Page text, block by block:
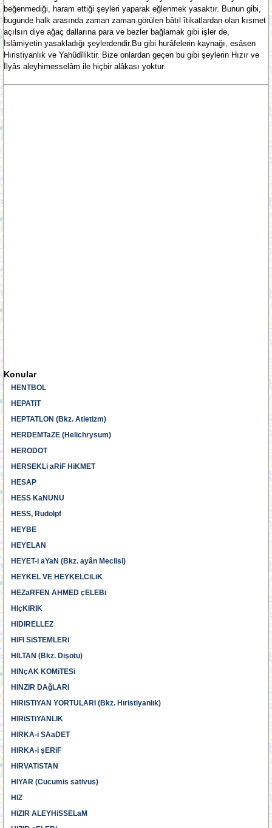
beğenmediği, haram ettiği şeyleri yaparak eğlenmek yasaktır. Bunun gibi,
bugünde halk arasında zaman zaman görülen bâtıl îtikatlardan olan kısmet
açılsın diye ağaç dallarına para ve bezler bağlamak gibi işler de,
İslâmiyetin yasakladığı şeylerdendir.Bu gibi hurâfelerin kaynağı, esâsen
Hıristiyanlık ve Yahûdîliktir. Bize onlardan geçen bu gibi şeylerin Hızır ve
İlyâs aleyhimesselâm ile hiçbir alâkası yoktur.
Konular
HENTBOL
HEPATiT
HEPTATLON (Bkz. Atletizm)
HERDEMTaZE (Helichrysum)
HERODOT
HERSEKLi aRiF HiKMET
HESAP
HESS KaNUNU
HESS, Rudolpf
HEYBE
HEYELAN
HEYET-i aYaN (Bkz. ayân Meclisi)
HEYKEL VE HEYKELCiLiK
HEZaRFEN AHMED çELEBi
HIçKIRIK
HIDIRELLEZ
HIFI SiSTEMLERi
HILTAN (Bkz. Dişotu)
HINçAK KOMiTESi
HINZIR DAğLARI
HIRiSTiYAN YORTULARI (Bkz. Hıristiyanlık)
HIRiSTiYANLIK
HIRKA-i SAaDET
HIRKA-i şERiF
HIRVATiSTAN
HIYAR (Cucumis sativus)
HIZ
HIZIR ALEYHiSSELaM